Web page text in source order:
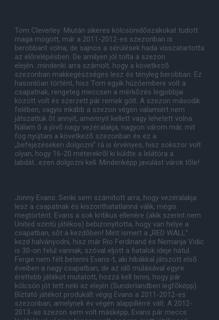
Tom Cleverley: Miután sikeres kölcsönidõszakokat tudott
maga mögött, már a 2011-2012-es szezonban is
berobbant volna, de sajnos a sérülések hada visszatartotta
az elõrelépésben. De amilyen jól tolta a szezon
elején...mindenki arra számolt, hogy a következõ
szezonban makkegészséges lesz és tényleg berobban. Ez
hasonlóan történt, hisz Tom egyik húzóembere volt a
csapatnak, rengeteg meccsen a mérkõzés legjobbjai
között volt és szerzett pár remek gólt. A szezon második
felében, vagyis inkább a szezon végén valamiért nem
játszattuk õt annyit, amennyit kellett vagy lehetett volna.
Nálam õ a jövõ nagy vezéralakja, nagyon várom már, mit
fog nyújtani a következõ szezonban és ez a
„befejezéseken dolgozni” rá is érvényes, hisz sokszor volt
olyan, hogy 16-20 méterekrõl ki küldte a lelátóra a
labdát...ezen dolgozni kell. Mindenképp javulást várok tõle!
Jonny Evans: Senki sem számított arra, hogy vezéralakja
lesz a csapatnak és kiszoríthatatlanná válik, mégis
megtörtént. Evans a sok kritikus ellenére (akik szerint nem
United szintû játékos) bebizonyította, hogy van helye a
csapatban, sõt a kezdõben! Mint ismert a „RED WALL”
kezd halványodni, hisz már Rio Ferdinand és Nemanja Vidic
is 30-on felül vannak, szóval eljött a fiatalok ideje hátul.
Fergie nem félt betenni Evans-t, aki hibákkal játszott elsõ
éveiben a nagy csapatban, de az idõ múlásával egyre
érettebb játékot mutatott, hozzá kell tenni, hogy pár
kölcsön jót tett neki az elején (Sunderlandben legfõképp).
Bíztató játékot produkált végig Evans a 2011-2012-es
szezonban, amelynek év végén alappillérré vált. A 2012-
2013-as szezon sem volt másképp, Evans pár meccs